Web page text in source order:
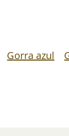
Gorra azul